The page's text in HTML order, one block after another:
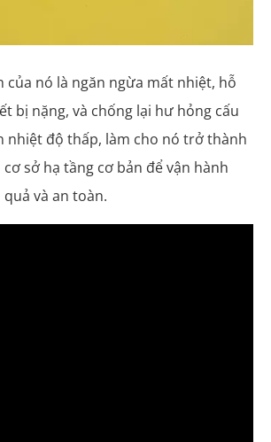
của nó là ngăn ngừa mất nhiệt, hỗ
bị nặng, và chống lại hư hỏng cấu
nhiệt độ thấp, làm cho nó trở thành
sở hạ tầng cơ bản để vận hành
và an toàn.